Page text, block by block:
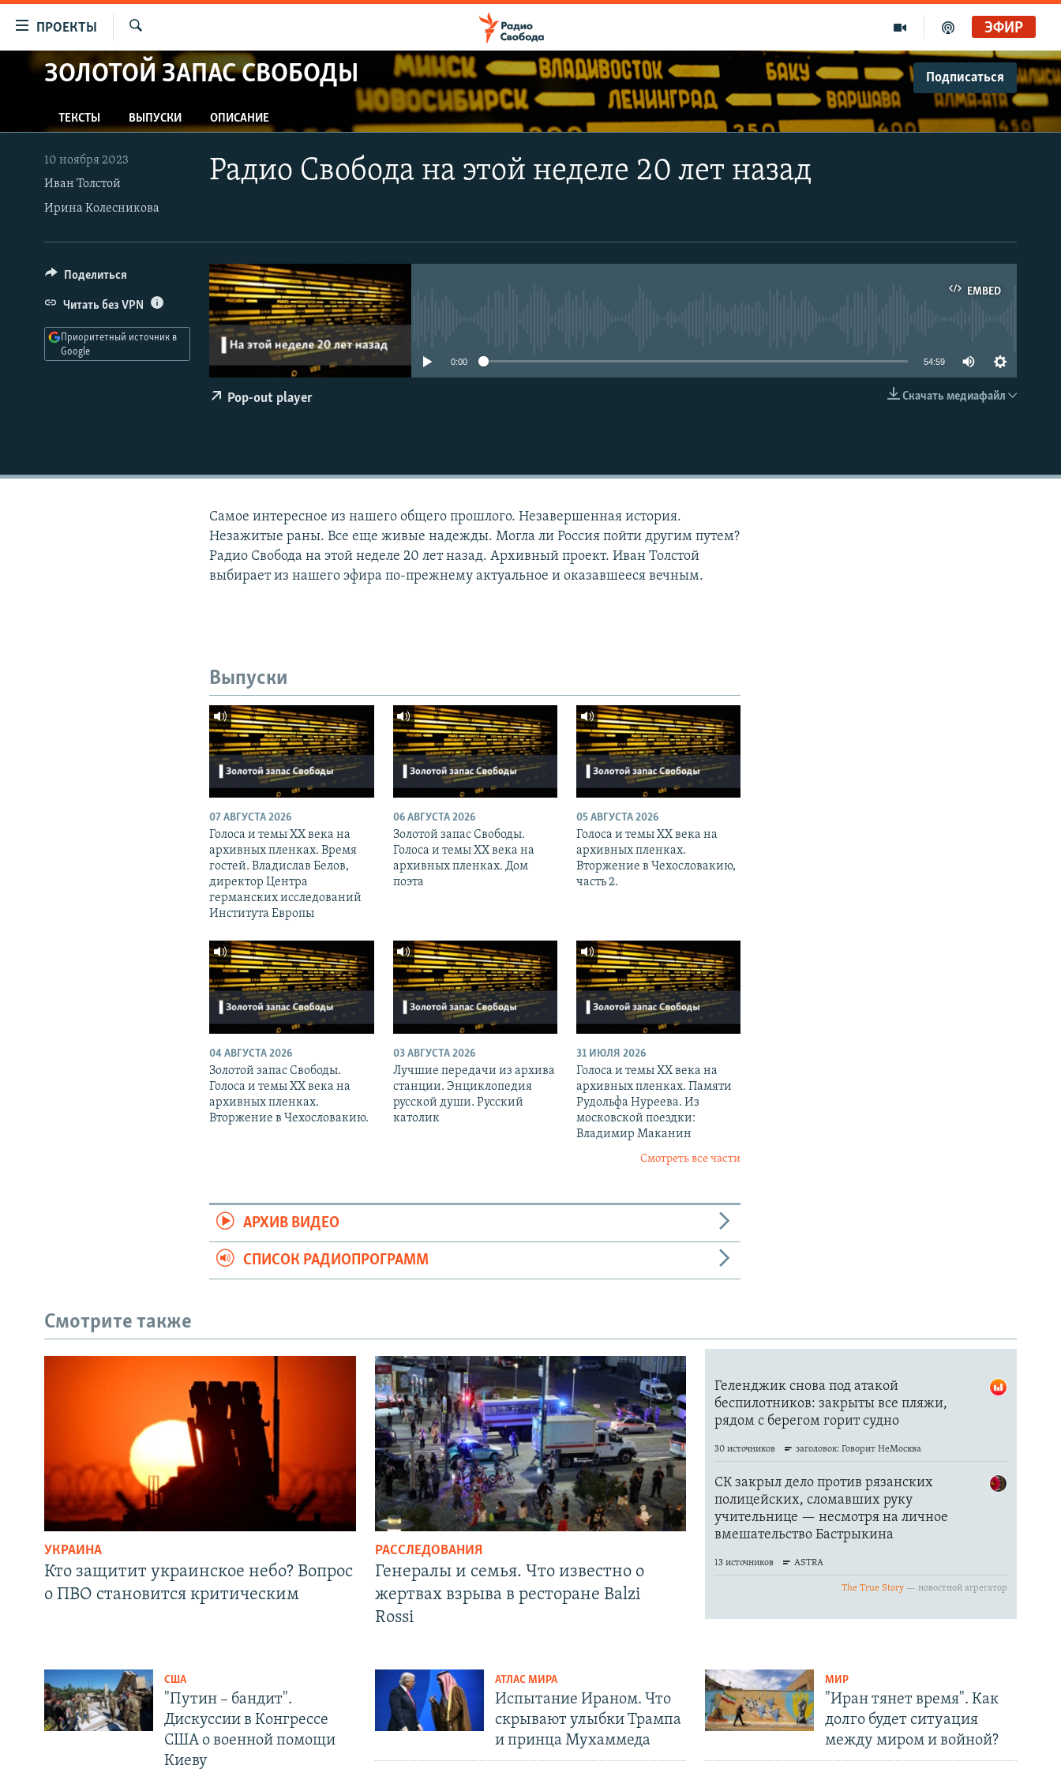
упрощенного
Вернуться
к
основному
содержанию
Вернутся
ПРОЕКТЫ
ПРОГРАММЫ
АВТОРСКИЕ ПРОЕКТЫ
ЦИТАТЫ СВОБОДЫ
МНЕНИЯ
КУЛЬТУРА
IDEL.РЕАЛИИ
КАВКАЗ.РЕАЛИИ
СЕВЕР.РЕАЛИИ
СИБИРЬ.РЕАЛИИ
РАСПИСАНИЕ ВЕЩАНИЯ
ЭФИР
ЗОЛОТОЙ ЗАПАС СВОБОДЫ Подписаться
CastBox
ТЕКСТЫ ВЫПУСКИ ОПИСАНИЕ
Радио Свобода на этой неделе 20 лет назад
10 ноября 2023
Иван Толстой
Ирина Колесникова
EMBED
EMBED
0:00 54:59
Скачать медиафайл
Pop-out player
Поделиться
Читать без VPN
Приоритетный источник в
Google
Самое интересное из нашего общего прошлого. Незавершенная история.
Незажитые раны. Все еще живые надежды. Могла ли Россия пойти другим путем?
Радио Свобода на этой неделе 20 лет назад. Архивный проект. Иван Толстой
выбирает из нашего эфира по-прежнему актуальное и оказавшееся вечным.
Выпуски
07 АВГУСТА 2026
Голоса и темы XX века на
архивных пленках. Время
гостей. Владислав Белов,
директор Центра
германских исследований
Института Европы
06 АВГУСТА 2026
Золотой запас Свободы.
Голоса и темы XX века на
архивных пленках. Дом
поэта
05 АВГУСТА 2026
Голоса и темы XX века на
архивных пленках.
Вторжение в Чехословакию,
часть 2.
04 АВГУСТА 2026
Золотой запас Свободы.
Голоса и темы XX века на
архивных пленках.
Вторжение в Чехословакию.
03 АВГУСТА 2026
Лучшие передачи из архива
станции. Энциклопедия
русской души. Русский
католик
31 ИЮЛЯ 2026
Голоса и темы XX века на
архивных пленках. Памяти
Рудольфа Нуреева. Из
московской поездки:
Владимир Маканин
Смотреть все части
АРХИВ ВИДЕО
СПИСОК РАДИОПРОГРАММ
Смотрите также
УКРАИНА
Кто защитит украинское небо? Вопрос
о ПВО становится критическим
РАССЛЕДОВАНИЯ
Генералы и семья. Что известно о
жертвах взрыва в ресторане Balzi
Rossi
США
"Путин – бандит".
Дискуссии в Конгрессе
США о военной помощи
Киеву
АТЛАС МИРА
Испытание Ираном. Что
скрывают улыбки Трампа
и принца Мухаммеда
МИР
"Иран тянет время". Как
долго будет ситуация
между миром и войной?